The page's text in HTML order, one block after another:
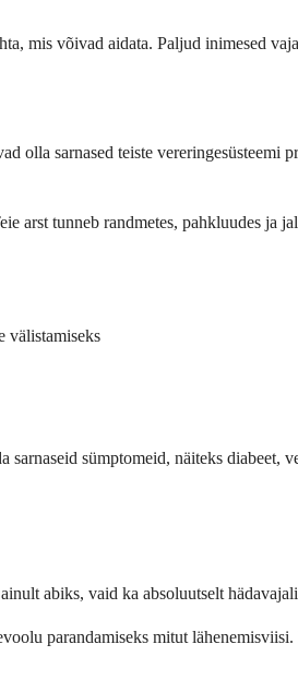
mis võivad aidata. Paljud inimesed
sarnased teiste vereringesüsteemi
arst tunneb randmetes, pahkluudes ja
välistamiseks
sümptomeid, näiteks
abiks, vaid ka absoluutselt
parandamiseks mitut